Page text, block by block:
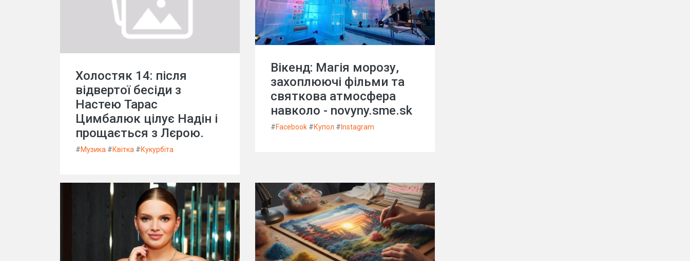
Холостяк 14: після
відвертої бесіди з
Настею Тарас
Цимбалюк цілує Надін і
прощається з Лєрою.
#Музика #Квітка #Кукурбіта
Вікенд: Магія морозу,
захоплюючі фільми та
святкова атмосфера
навколо - novyny.sme.sk
#Facebook #Купол #Instagram